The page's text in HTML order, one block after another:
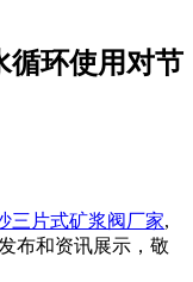
循环使用对节
三片式矿浆阀厂家,
布和资讯展示，敬